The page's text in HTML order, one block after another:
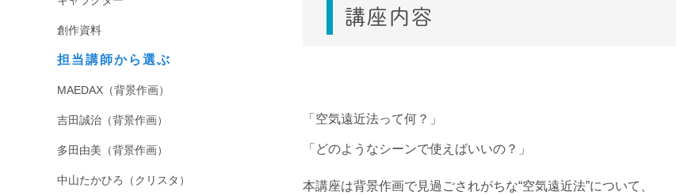
創作資料
担当講師から選ぶ
MAEDAX（背景作画）
吉田誠治（背景作画）
多田由美（背景作画）
中山たかひろ（クリスタ）
講座内容
「空気遠近法って何？」
「どのようなシーンで使えばいいの？」
本講座は背景作画で見過ごされがちな“空気遠近法”について、